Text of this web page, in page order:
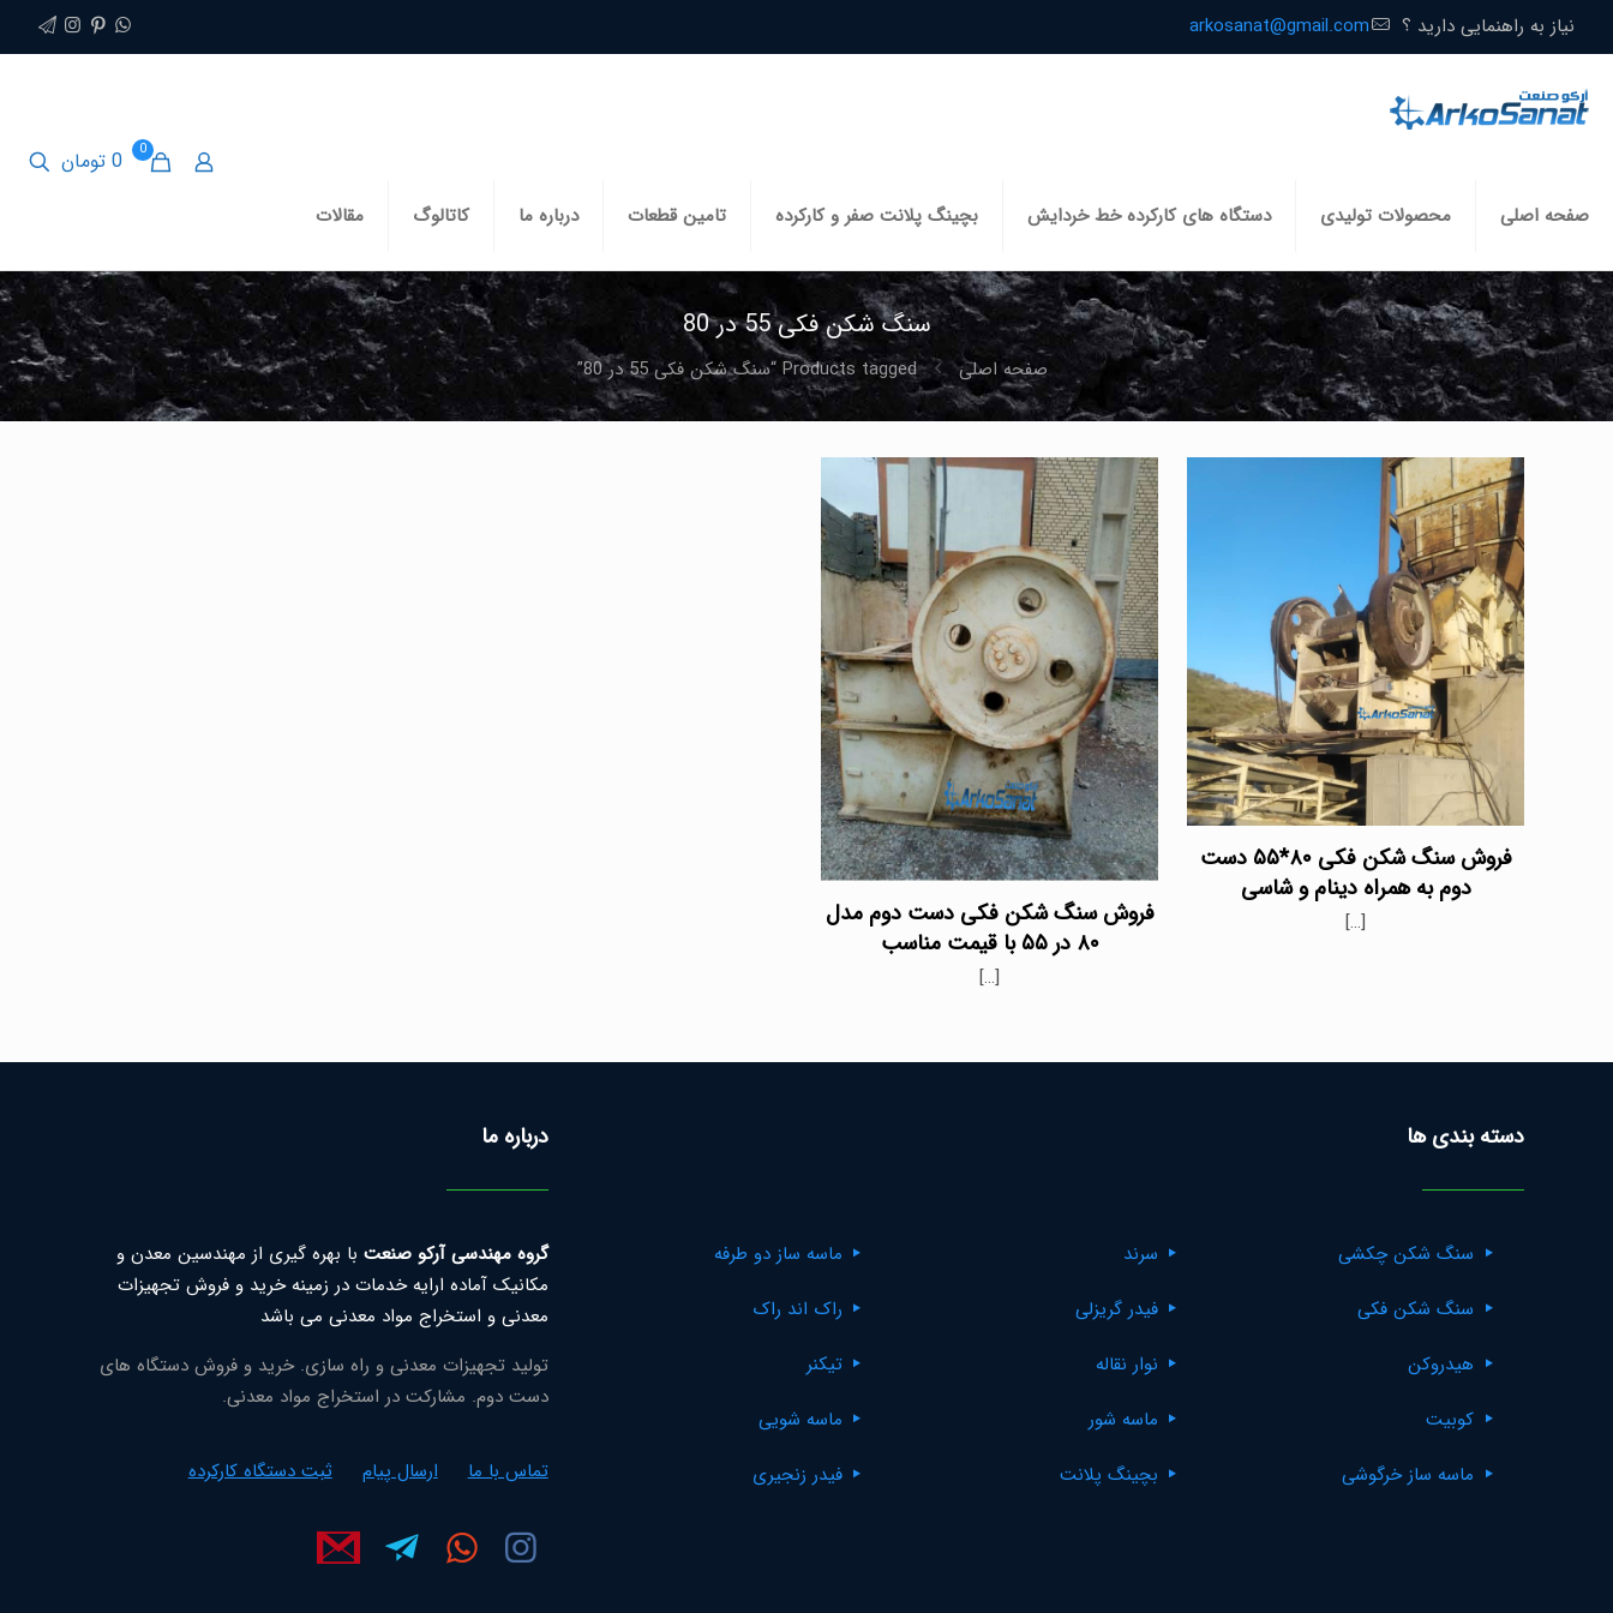
نیاز به راهنمایی دارید ؟ arkosanat@gmail.com
صفحه اصلی محصولات تولیدی دستگاه های کارکرده خط خردایش بچینگ پلانت صفر و کارکرده تامین قطعات درباره ما کاتالوگ مقالات
0 0 تومان
سنگ شکن فکی 55 در 80
صفحه اصلی Products tagged “سنگ شکن فکی 55 در 80”
فروش سنگ شکن فکی ۸۰*۵۵ دست
دوم به همراه دینام و شاسی
[…]
فروش سنگ شکن فکی دست دوم مدل
۸۰ در ۵۵ با قیمت مناسب
[…]
دسته بندی ها
سنگ شکن چکشی
سنگ شکن فکی
هیدروکن
کوبیت
ماسه ساز خرگوشی
سرند
فیدر گریزلی
نوار نقاله
ماسه شور
بچینگ پلانت
ماسه ساز دو طرفه
راک اند راک
تیکنر
ماسه شویی
فیدر زنجیری
درباره ما
گروه مهندسی آرکو صنعت با بهره گیری از مهندسین معدن و
مکانیک آماده ارایه خدمات در زمینه خرید و فروش تجهیزات
معدنی و استخراج مواد معدنی می باشد
تولید تجهیزات معدنی و راه سازی. خرید و فروش دستگاه های
دست دوم. مشارکت در استخراج مواد معدنی.
تماس با ما ارسال پیام ثبت دستگاه کارکرده